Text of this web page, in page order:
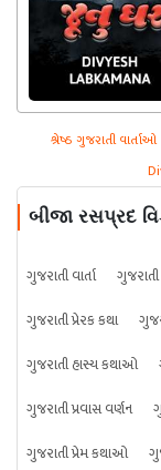
શ્રેષ્ઠ ગુજરાતી વાર્તાઓ
બીજા રસપ્રદ
ગુજરાતી વાર્તા
ગુજરાતી પ્રેરક કથા
ગુજરાતી હાસ્ય કથાઓ
ગુજરાતી પ્રવાસ વર્ણન
ગુજરાતી પ્રેમ કથાઓ